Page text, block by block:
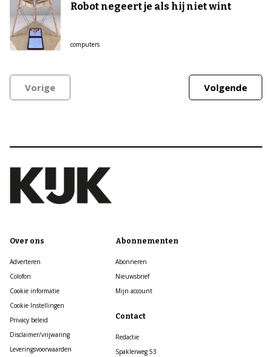
Robot negeert je als hij niet wint
computers
Vorige Volgende
Over ons
Adverteren
Colofon
Cookie informatie
Cookie Instellingen
Privacy beleid
Disclaimer/vrijwaring
Leveringsvoorwaarden
Abonnementen
Abonneren
Nieuwsbrief
Mijn account
Contact
Redactie
Spaklerweg 53